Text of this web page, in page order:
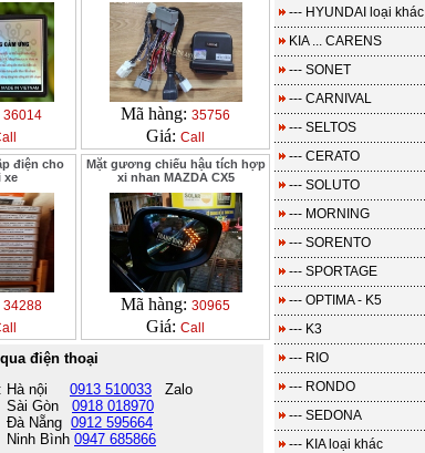
36014 Mã hàng: 35756
Giá: Call
điện cho
xe
34288
Mặt gương chiếu hậu tích hợp
xi nhan MAZDA CX5
Mã hàng: 30965
Giá: Call
điện thoại
: Hà nội 0913 510033 Zalo
Gòn 0918 018970
0912 595664
Bình 0947 685866
--- HYUNDAI loại khác
KIA ... CARENS
--- SONET
--- CARNIVAL
--- SELTOS
--- CERATO
--- SOLUTO
--- MORNING
--- SORENTO
--- SPORTAGE
--- OPTIMA - K5
--- K3
--- RIO
--- RONDO
--- SEDONA
--- KIA loại khác